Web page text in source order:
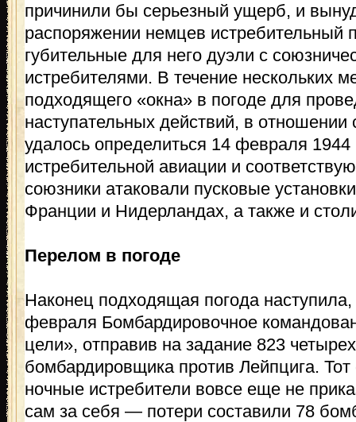
причинили бы серьезный ущерб, и
распоряжении немцев истребительный
губительные для него дуэли с
истребителями. В течение нескольких
подходящего «окна» в погоде для
наступательных действий, в отношении
удалось определиться 14 февраля
истребительной авиации и
союзники атаковали пусковые
Франции и Нидерландах, а также и
Перелом в погоде
Наконец подходящая погода
февраля Бомбардировочное
цели», отправив на задание 823
бомбардировщика против Лейпцига.
ночные истребители вовсе еще не
сам за себя — потери составили 78